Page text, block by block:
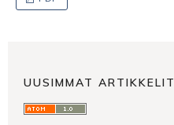
UUSIMMAT ARTIKKELIT